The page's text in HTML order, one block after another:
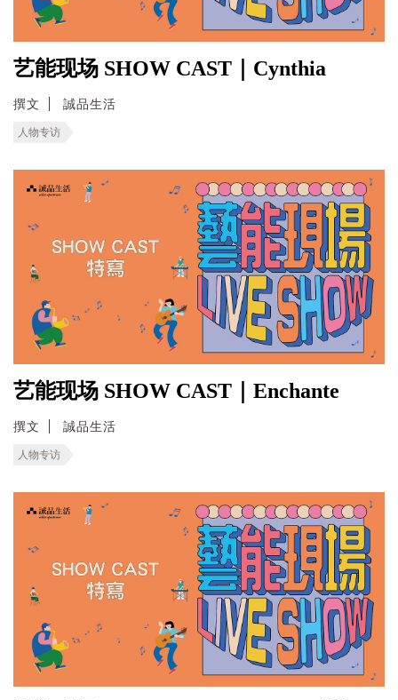
艺能现场 SHOW CAST｜Cynthia
撰文 誠品生活
人物专访
艺能现场 SHOW CAST｜Enchante
撰文 誠品生活
人物专访